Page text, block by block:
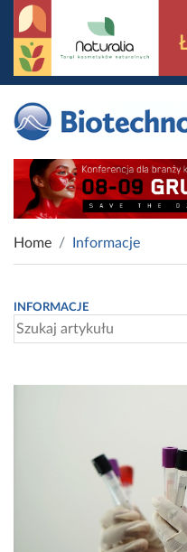
Home Informacje
INFORMACJE